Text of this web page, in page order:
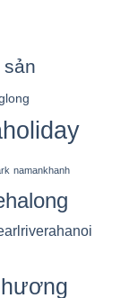
sản
namankhanh